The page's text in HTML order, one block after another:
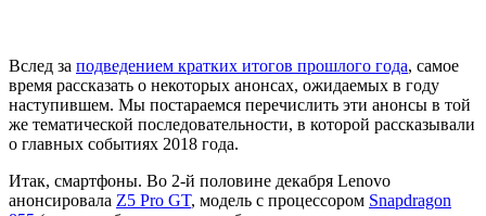
Вслед за подведением кратких итогов прошлого года, самое
время рассказать о некоторых анонсах, ожидаемых в году
наступившем. Мы постараемся перечислить эти анонсы в той
же тематической последовательности, в которой рассказывали
о главных событиях 2018 года.
Итак, смартфоны. Во 2-й половине декабря Lenovo
анонсировала Z5 Pro GT, модель с процессором Snapdragon